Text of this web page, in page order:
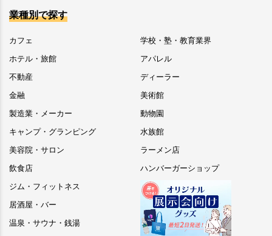
業種別で探す
カフェ
ホテル・旅館
不動産
金融
製造業・メーカー
キャンプ・グランピング
美容院・サロン
飲食店
ジム・フィットネス
居酒屋・バー
温泉・サウナ・銭湯
学校・塾・教育業界
アパレル
ディーラー
美術館
動物園
水族館
ラーメン店
ハンバーガーショップ